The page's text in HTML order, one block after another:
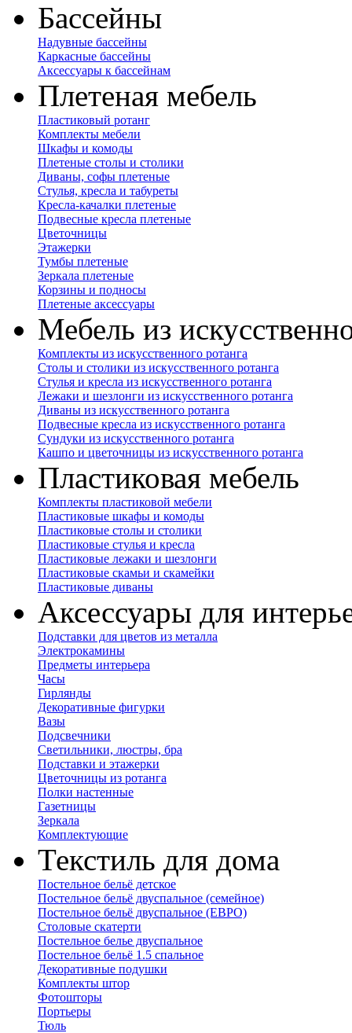
Бассейны
Надувные бассейны
Каркасные бассейны
Аксессуары к бассейнам
Плетеная мебель
Пластиковый ротанг
Комплекты мебели
Шкафы и комоды
Плетеные столы и столики
Диваны, софы плетеные
Стулья, кресла и табуреты
Кресла-качалки плетеные
Подвесные кресла плетеные
Цветочницы
Этажерки
Тумбы плетеные
Зеркала плетеные
Корзины и подносы
Плетеные аксессуары
Мебель из
Комплекты из искусственного ротанга
Столы и столики из искусственного ротанга
Стулья и кресла из искусственного ротанга
Лежаки и шезлонги из искусственного ротанга
Диваны из искусственного ротанга
Подвесные кресла из искусственного ротанга
Сундуки из искусственного ротанга
Кашпо и цветочницы из искусственного ротанга
Пластиковая мебель
Комплекты пластиковой мебели
Пластиковые шкафы и комоды
Пластиковые столы и столики
Пластиковые стулья и кресла
Пластиковые лежаки и шезлонги
Пластиковые скамьи и скамейки
Пластиковые диваны
Аксессуары для
Подставки для цветов из металла
Электрокамины
Предметы интерьера
Часы
Гирлянды
Декоративные фигурки
Вазы
Подсвечники
Светильники, люстры, бра
Подставки и этажерки
Цветочницы из ротанга
Полки настенные
Газетницы
Зеркала
Комплектующие
Текстиль для дома
Постельное бельё детское
Постельное бельё двуспальное (семейное)
Постельное бельё двуспальное (ЕВРО)
Столовые скатерти
Постельное белье двуспальное
Постельное бельё 1.5 спальное
Декоративные подушки
Комплекты штор
Фотошторы
Портьеры
Тюль